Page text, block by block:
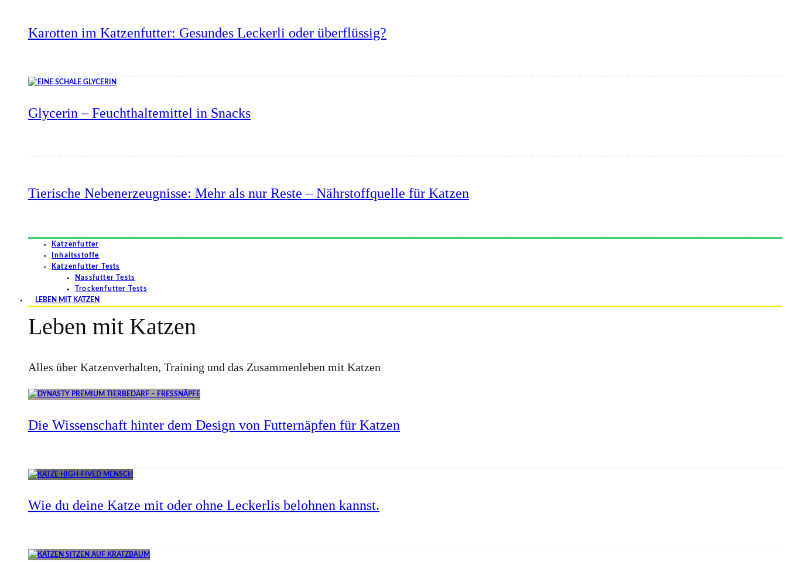
Karotten im Katzenfutter: Gesundes Leckerli oder überflüssig?
Glycerin – Feuchthaltemittel in Snacks
Tierische Nebenerzeugnisse: Mehr als nur Reste – Nährstoffquelle für Katzen
Katzenfutter
Inhaltsstoffe
Katzenfutter Tests
Nassfutter Tests
Trockenfutter Tests
LEBEN MIT KATZEN
Leben mit Katzen
Alles über Katzenverhalten, Training und das Zusammenleben mit Katzen
Die Wissenschaft hinter dem Design von Futternäpfen für Katzen
Wie du deine Katze mit oder ohne Leckerlis belohnen kannst.